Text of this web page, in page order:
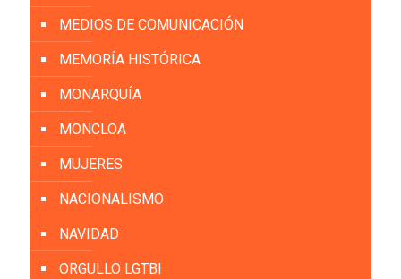
MEDIOS DE COMUNICACIÓN
MEMORÍA HISTÓRICA
MONARQUÍA
MONCLOA
MUJERES
NACIONALISMO
NAVIDAD
ORGULLO LGTBI